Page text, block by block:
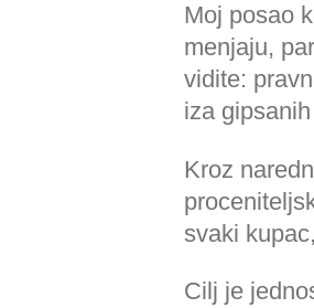
Moj posao
menjaju,
vidite:
iza
Kroz
svaki
Cilj je